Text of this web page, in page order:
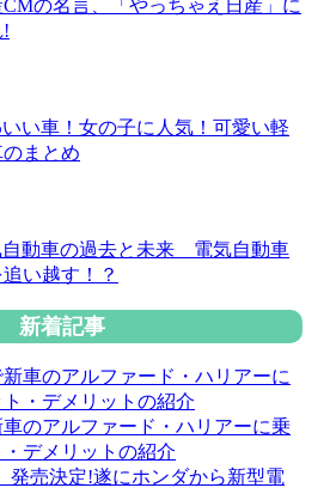
の名言、「やっちゃえ日産」に
!
い車！女の子に人気！可愛い軽
まとめ
自動車の過去と未来 電気自動車
い越す！？
新着記事
のアルファード・ハリアーに乗
デメリットの紹介